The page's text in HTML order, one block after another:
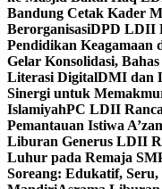
Bandung Cetak Kader
BerorganisasiDPD LDII
Pendidikan Keagamaan
Gelar Konsolidasi,
Literasi DigitalDMI dan
Sinergi untuk
IslamiyahPC LDII
Pemantauan Istiwa
Liburan Generus LDII
Luhur pada Remaja
Soreang: Edukatif,